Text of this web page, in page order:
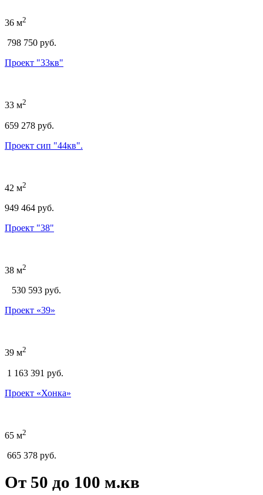
36 м2
798 750 руб.
Проект "33кв"
33 м2
659 278 руб.
Проект сип "44кв".
42 м2
949 464 руб.
Проект "38"
38 м2
530 593 руб.
Проект «39»
39 м2
1 163 391 руб.
Проект «Хонка»
65 м2
665 378 руб.
От 50 до 100 м.кв